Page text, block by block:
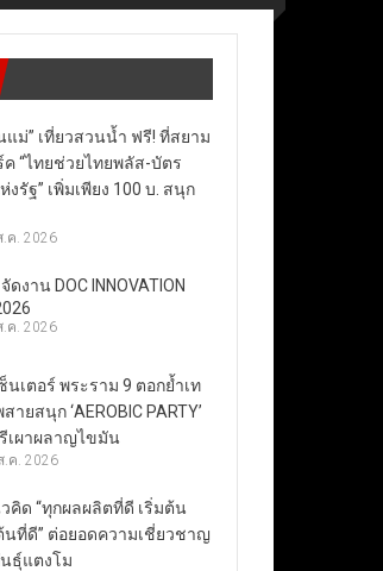
แม่” เที่ยวสวนน้ำ ฟรี! ที่สยาม
ค “ไทยช่วยไทยพลัส-บัตร
รัฐ” เพิ่มเพียง 100 บ. สนุก
.ค. 2026
งาน DOC INNOVATION
.ค. 2026
นเตอร์ พระราม 9 ตอกย้ำเท
ยสนุก ‘AEROBIC PARTY’
เผาผลาญไขมัน
.ค. 2026
คิด “ทุกผลผลิตที่ดี เริ่มต้น
นที่ดี” ต่อยอดความเชี่ยวชาญ
ธุ์แตงโม